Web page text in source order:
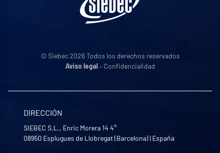
© Siebec 2026 Todos los derechos reservados
Aviso legal– Confidencialidad
DIRECCIÓN
SIEBEC S.L., Enric Morera 14 4°
08950 Esplugues de Llobregat (Barcelona)| España